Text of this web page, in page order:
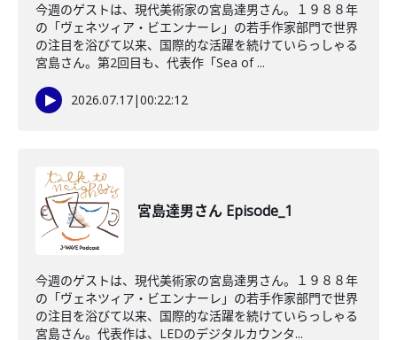
今週のゲストは、現代美術家の宮島達男さん。１９８８年
の「ヴェネツィア・ビエンナーレ」の若手作家部門で世界
の注目を浴びて以来、国際的な活躍を続けていらっしゃる
宮島さん。第2回目も、代表作「Sea of ...
2026.07.17|00:22:12
宮島達男さん Episode_1
今週のゲストは、現代美術家の宮島達男さん。１９８８年
の「ヴェネツィア・ビエンナーレ」の若手作家部門で世界
の注目を浴びて以来、国際的な活躍を続けていらっしゃる
宮島さん。代表作は、LEDのデジタルカウンタ...